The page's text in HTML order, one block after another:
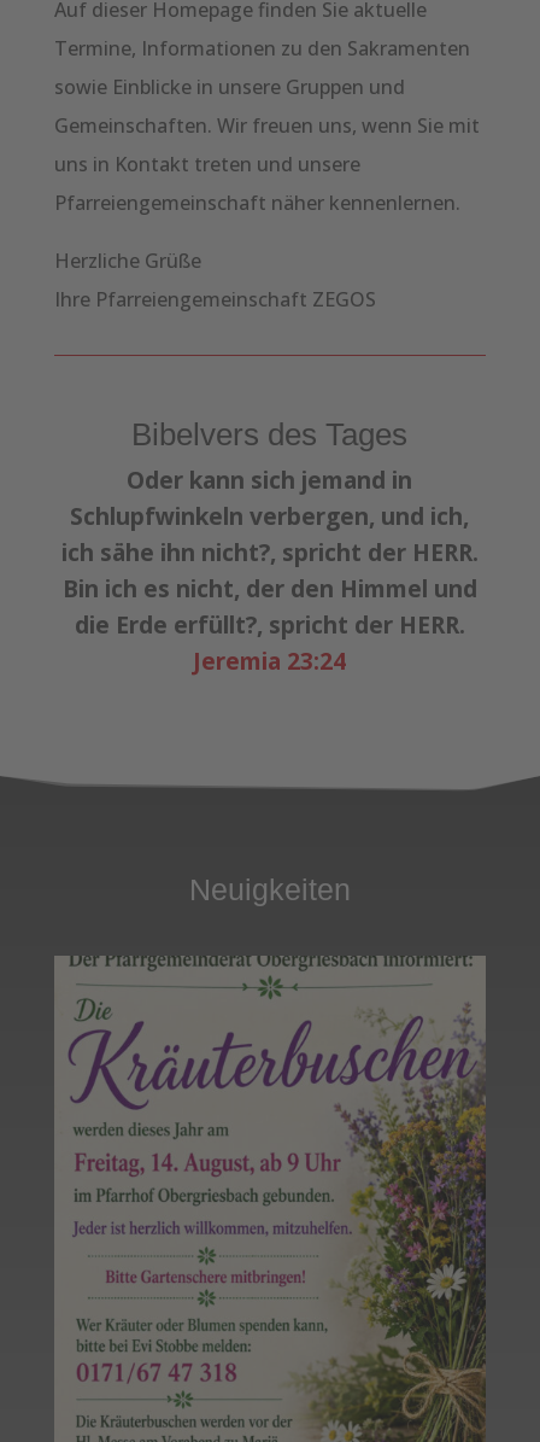
Auf dieser Homepage finden Sie aktuelle
Termine, Informationen zu den Sakramenten
sowie Einblicke in unsere Gruppen und
Gemeinschaften. Wir freuen uns, wenn Sie mit
uns in Kontakt treten und unsere
Pfarreiengemeinschaft näher kennenlernen.
Herzliche Grüße
Ihre Pfarreiengemeinschaft ZEGOS
Bibelvers des Tages
Oder kann sich jemand in
Schlupfwinkeln verbergen, und ich,
ich sähe ihn nicht?, spricht der HERR.
Bin ich es nicht, der den Himmel und
die Erde erfüllt?, spricht der HERR.
Jeremia 23:24
Neuigkeiten